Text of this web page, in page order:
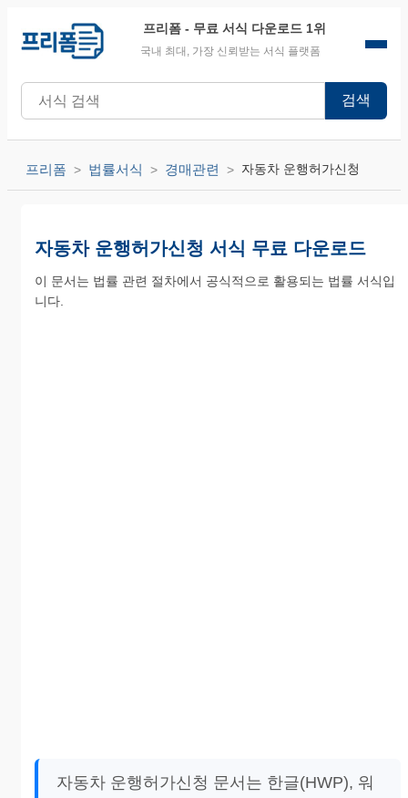
프리폼 - 무료 서식 다운로드 1위
국내 최대, 가장 신뢰받는 서식 플랫폼
검색
프리폼 법률서식 경매관련 자동차 운행허가신청
자동차 운행허가신청 서식 무료 다운로드
이 문서는 법률 관련 절차에서 공식적으로 활용되는 법률 서식입
니다.
자동차 운행허가신청 문서는 한글(HWP), 워